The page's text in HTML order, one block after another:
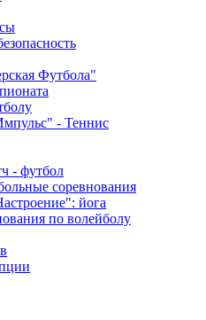
Футбола"
- Теннис
- футбол
соревнования
йога
по волейболу